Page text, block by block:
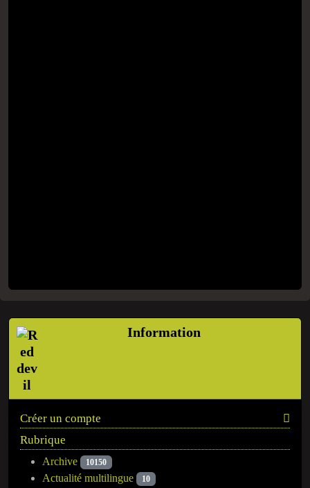
Information
Créer un compte
Rubrique
Archive 10150
Actualité multilingue 10